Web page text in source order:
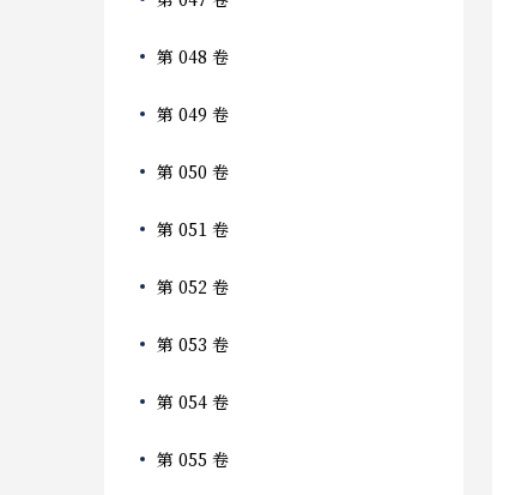
第 048 卷
第 049 卷
第 050 卷
第 051 卷
第 052 卷
第 053 卷
第 054 卷
第 055 卷